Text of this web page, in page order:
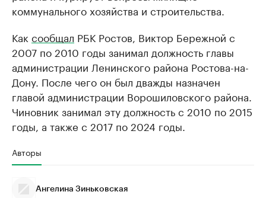
коммунального хозяйства и строительства.
Как сообщал РБК Ростов, Виктор Бережной с
2007 по 2010 годы занимал должность главы
администрации Ленинского района Ростова-на-
Дону. После чего он был дважды назначен
главой администрации Ворошиловского района.
Чиновник занимал эту должность с 2010 по 2015
годы, а также с 2017 по 2024 годы.
Авторы
Ангелина Зиньковская